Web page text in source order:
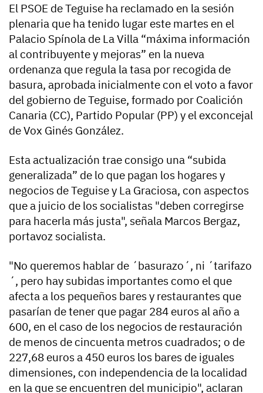
El PSOE de Teguise ha reclamado en la sesión
plenaria que ha tenido lugar este martes en el
Palacio Spínola de La Villa “máxima información
al contribuyente y mejoras” en la nueva
ordenanza que regula la tasa por recogida de
basura, aprobada inicialmente con el voto a favor
del gobierno de Teguise, formado por Coalición
Canaria (CC), Partido Popular (PP) y el exconcejal
de Vox Ginés González.
Esta actualización trae consigo una “subida
generalizada” de lo que pagan los hogares y
negocios de Teguise y La Graciosa, con aspectos
que a juicio de los socialistas "deben corregirse
para hacerla más justa", señala Marcos Bergaz,
portavoz socialista.
"No queremos hablar de ´basurazo´, ni ´tarifazo
´, pero hay subidas importantes como el que
afecta a los pequeños bares y restaurantes que
pasarían de tener que pagar 284 euros al año a
600, en el caso de los negocios de restauración
de menos de cincuenta metros cuadrados; o de
227,68 euros a 450 euros los bares de iguales
dimensiones, con independencia de la localidad
en la que se encuentren del municipio", aclaran